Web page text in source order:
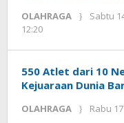
OLAHRAGA
Sabtu
12:20
Jackson
550 Atlet dari 10
Kejuaraan Dunia
OLAHRAGA Rabu